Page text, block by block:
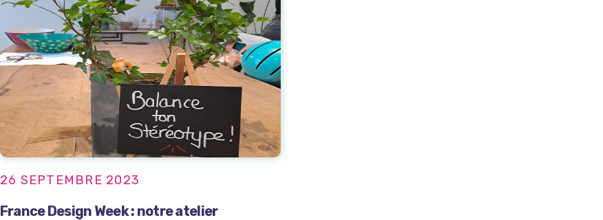
26 SEPTEMBRE 2023
France Design Week : notre atelier